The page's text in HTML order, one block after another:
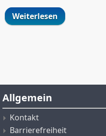
Weiterlesen über
Allgemein
Kontakt
Barrierefreiheit